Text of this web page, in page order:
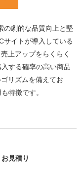
の劇的な品質向上と堅
サイトが導入している
上アップをらくらく
する確率の高い商品
リズムを備えてお
特徴です。
見積り